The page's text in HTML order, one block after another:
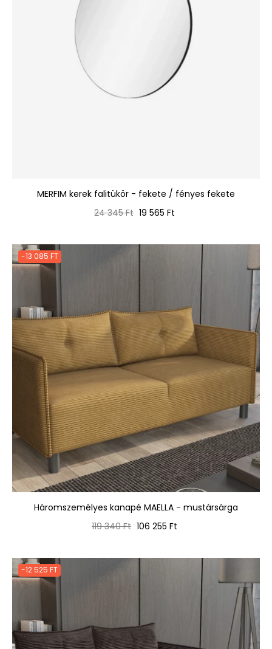
MERFIM kerek falitükör - fekete / fényes fekete
Normál
24 345 Ft Ár
19 565 Ft
-13 085 FT
Háromszemélyes kanapé MAELLA - mustársárga
Normál
119 340 Ft Ár
106 255 Ft
-12 525 FT